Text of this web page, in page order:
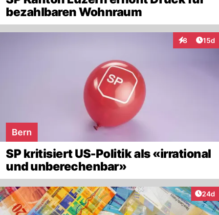
bezahlbaren Wohnraum
8
Interaktionen
15d
Bern
SP kritisiert US-Politik als «irrational
und unberechenbar»
24d